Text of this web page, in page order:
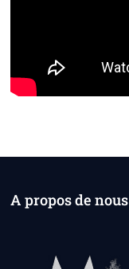
A propos de nous